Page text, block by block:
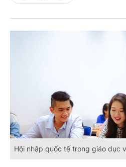
Hội nhập quốc tế trong giáo dục